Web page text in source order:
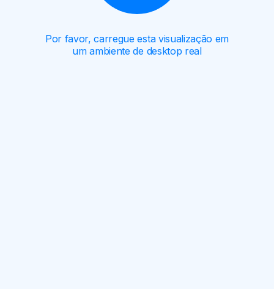
Por favor, carregue esta visualização em
um ambiente de desktop real